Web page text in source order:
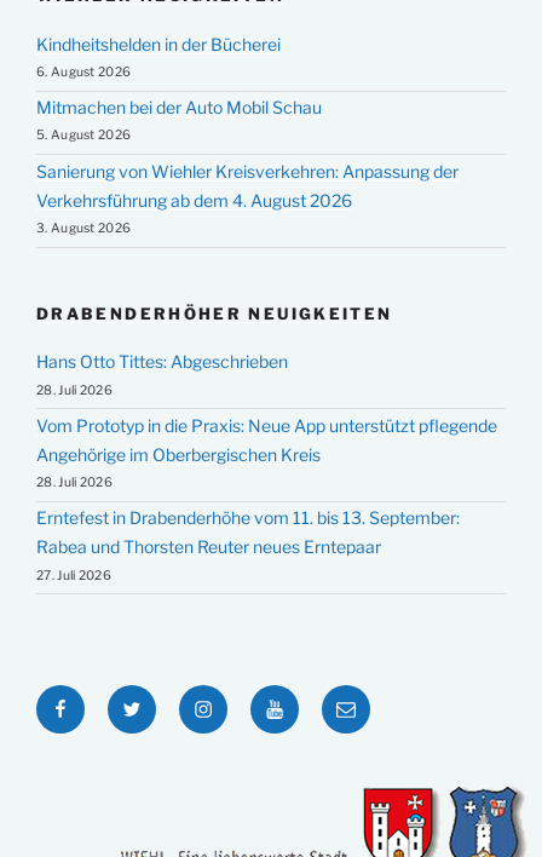
Kindheitshelden in der Bücherei
6. August 2026
Mitmachen bei der Auto Mobil Schau
5. August 2026
Sanierung von Wiehler Kreisverkehren: Anpassung der
Verkehrsführung ab dem 4. August 2026
3. August 2026
DRABENDERHÖHER NEUIGKEITEN
Hans Otto Tittes: Abgeschrieben
28. Juli 2026
Vom Prototyp in die Praxis: Neue App unterstützt pflegende
Angehörige im Oberbergischen Kreis
28. Juli 2026
Erntefest in Drabenderhöhe vom 11. bis 13. September:
Rabea und Thorsten Reuter neues Erntepaar
27. Juli 2026
FacebookTwitter InstagramYouTubeE-
Mail